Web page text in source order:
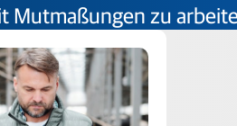
Mutmaßungen zu